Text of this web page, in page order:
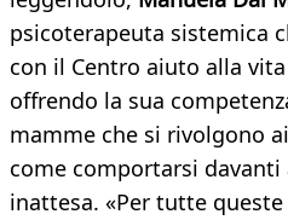
psicoterapeuta sistemica
con il Centro aiuto alla
offrendo la sua
mamme che si rivolgono
come comportarsi davanti
inattesa. «Per tutte